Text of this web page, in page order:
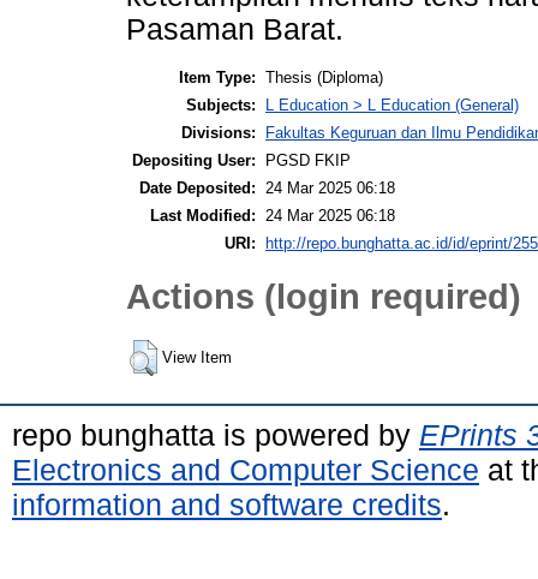
Pasaman Barat.
Item Type: Thesis (Diploma)
Subjects:
L Education > L Education (General)
Divisions:
Fakultas Keguruan dan Ilmu
Depositing User:
PGSD FKIP
Date Deposited:
24 Mar 2025 06:18
Last Modified:
24 Mar 2025 06:18
URI:
http://repo.bunghatta.ac.id/id/eprint/
Actions (login required)
View Item
repo bunghatta is powered by EPrints
Electronics and Computer Science at
information and software credits.